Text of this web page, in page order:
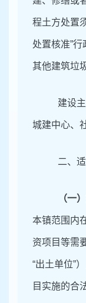
程土方处置
处置核准”
其他建筑垃
建设
城建中心、
二、
（一
本镇范围内
资项目等需
“出土单位”
目实施的合